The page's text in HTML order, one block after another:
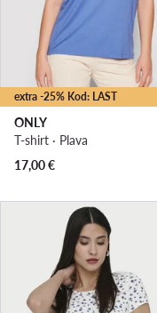
extra -25% Kod: LAST
ONLY
T-shirt · Plava
17,00€